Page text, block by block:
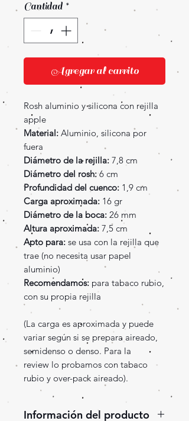
Cantidad *
Agregar al carrito
Rosh aluminio y silicona con rejilla
apple
Material: Aluminio, silicona por
fuera
Diámetro de la rejilla: 7,8 cm
Diámetro del rosh: 6 cm
Profundidad del cuenco: 1,9 cm
Carga aproximada: 16 gr
Diámetro de la boca: 26 mm
Altura aproximada: 7,5 cm
Apto para: se usa con la rejilla que
trae (no necesita usar papel
aluminio)
Recomendamos: para tabaco rubio,
con su propia rejilla
(La carga es aproximada y puede
variar según si se prepara aireado,
semidenso o denso. Para la
review lo probamos con tabaco
rubio y over-pack aireado).
Información del producto